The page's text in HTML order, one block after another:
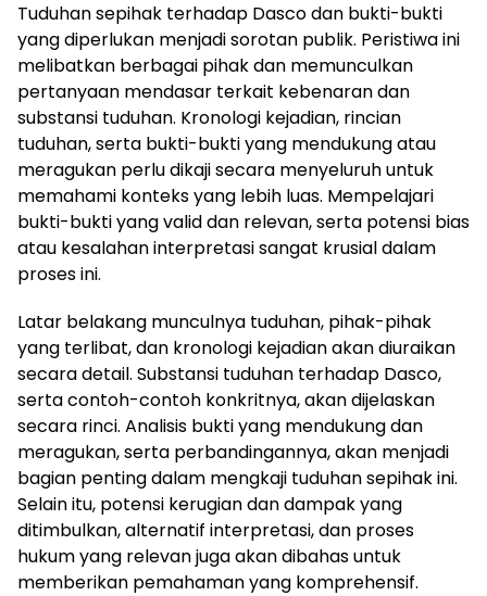
Tuduhan sepihak terhadap Dasco dan bukti-bukti
yang diperlukan menjadi sorotan publik. Peristiwa ini
melibatkan berbagai pihak dan memunculkan
pertanyaan mendasar terkait kebenaran dan
substansi tuduhan. Kronologi kejadian, rincian
tuduhan, serta bukti-bukti yang mendukung atau
meragukan perlu dikaji secara menyeluruh untuk
memahami konteks yang lebih luas. Mempelajari
bukti-bukti yang valid dan relevan, serta potensi bias
atau kesalahan interpretasi sangat krusial dalam
proses ini.
Latar belakang munculnya tuduhan, pihak-pihak
yang terlibat, dan kronologi kejadian akan diuraikan
secara detail. Substansi tuduhan terhadap Dasco,
serta contoh-contoh konkritnya, akan dijelaskan
secara rinci. Analisis bukti yang mendukung dan
meragukan, serta perbandingannya, akan menjadi
bagian penting dalam mengkaji tuduhan sepihak ini.
Selain itu, potensi kerugian dan dampak yang
ditimbulkan, alternatif interpretasi, dan proses
hukum yang relevan juga akan dibahas untuk
memberikan pemahaman yang komprehensif.